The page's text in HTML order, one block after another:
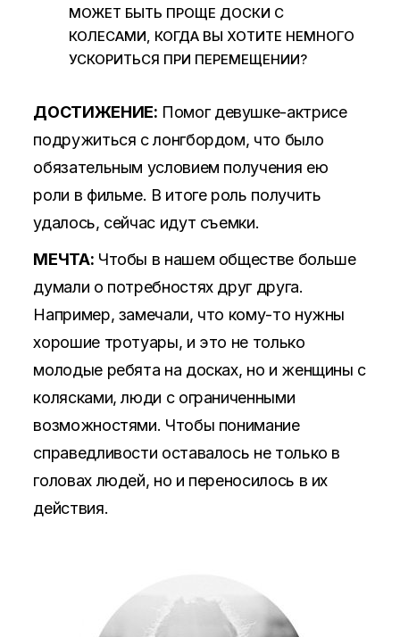
МОЖЕТ БЫТЬ ПРОЩЕ ДОСКИ С
КОЛЕСАМИ, КОГДА ВЫ ХОТИТЕ НЕМНОГО
УСКОРИТЬСЯ ПРИ ПЕРЕМЕЩЕНИИ?
ДОСТИЖЕНИЕ: Помог девушке-актрисе
подружиться с лонгбордом, что было
обязательным условием получения ею
роли в фильме. В итоге роль получить
удалось, сейчас идут съемки.
МЕЧТА: Чтобы в нашем обществе больше
думали о потребностях друг друга.
Например, замечали, что кому-то нужны
хорошие тротуары, и это не только
молодые ребята на досках, но и женщины с
колясками, люди с ограниченными
возможностями. Чтобы понимание
справедливости оставалось не только в
головах людей, но и переносилось в их
действия.